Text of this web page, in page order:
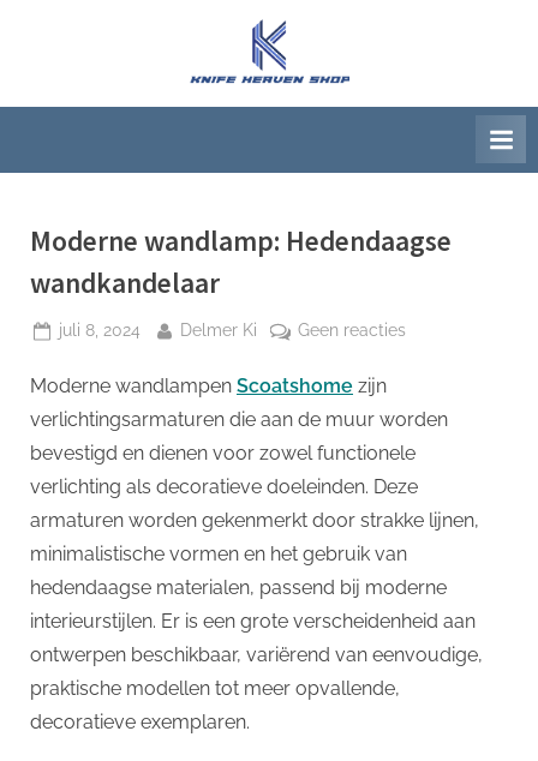
K
n
f
H
v
n
S
p
Moderne wandlamp: Hedendaagse
wandkandelaar
Geplaatst
juli 8, 2024 Door
Delmer Ki Geen reactiesop
Hedendaagse
Moderne wandlampen Scoatshome zijn
verlichtingsarmaturen die aan de muur worden
bevestigd en dienen voor zowel functionele
verlichting als decoratieve doeleinden. Deze
armaturen worden gekenmerkt door strakke lijnen,
minimalistische vormen en het gebruik van
hedendaagse materialen, passend bij moderne
interieurstijlen. Er is een grote verscheidenheid aan
ontwerpen beschikbaar, variërend van eenvoudige,
praktische modellen tot meer opvallende,
decoratieve exemplaren.